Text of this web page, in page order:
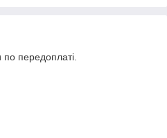
по передоплаті.